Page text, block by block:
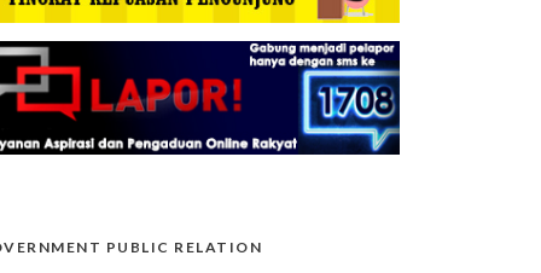
PUBLIC RELATION